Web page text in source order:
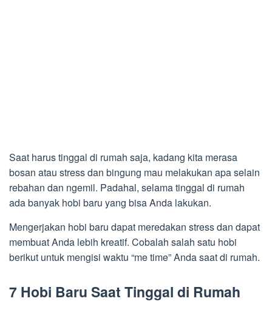
Saat harus tinggal di rumah saja, kadang kita merasa
bosan atau stress dan bingung mau melakukan apa selain
rebahan dan ngemil. Padahal, selama tinggal di rumah
ada banyak hobi baru yang bisa Anda lakukan.
Mengerjakan hobi baru dapat meredakan stress dan dapat
membuat Anda lebih kreatif. Cobalah salah satu hobi
berikut untuk mengisi waktu “me time” Anda saat di rumah.
7 Hobi Baru Saat Tinggal di Rumah